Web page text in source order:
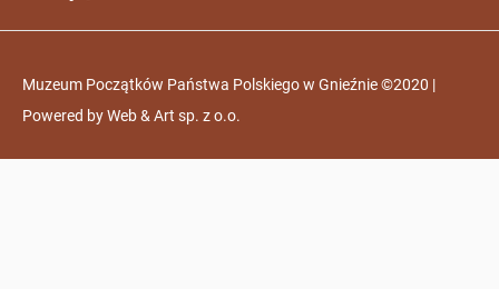
Muzeum Początków Państwa Polskiego w Gnieźnie ©2020 |
Powered byWeb & Art sp. z o.o.